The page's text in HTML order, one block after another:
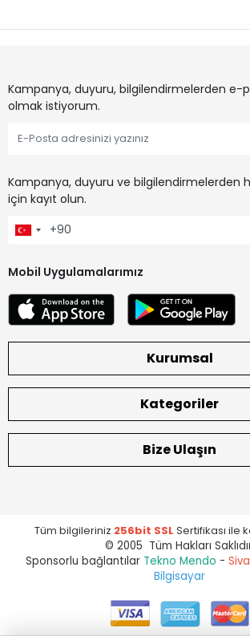
Kampanya, duyuru, bilgilendirmelerden e-
olmak istiyorum.
Kampanya, duyuru ve bilgilendirmelerden
için kayıt olun.
Mobil Uygulamalarımız
Kurumsal
Kategoriler
Bize Ulaşın
Tüm bilgileriniz 256bit SSL Sertifikası ile
© 2005 Tüm Hakları
Sponsorlu bağlantılar Tekno Mendo -
Bilgisayar